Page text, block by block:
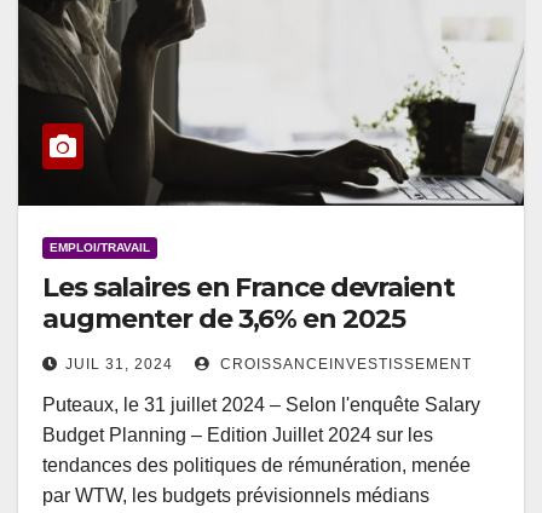
EMPLOI/TRAVAIL
Les salaires en France devraient
augmenter de 3,6% en 2025
JUIL 31, 2024 CROISSANCEINVESTISSEMENT
Puteaux, le 31 juillet 2024 – Selon l'enquête Salary
Budget Planning – Edition Juillet 2024 sur les
tendances des politiques de rémunération, menée
par WTW, les budgets prévisionnels médians